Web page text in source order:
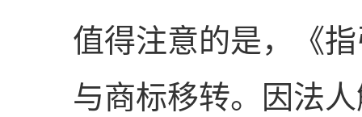
值得注意的是，《
与商标移转。因法